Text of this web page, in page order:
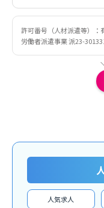
許可番号（人材派遣等）：
労働者派遣事業 派23-
人気求人